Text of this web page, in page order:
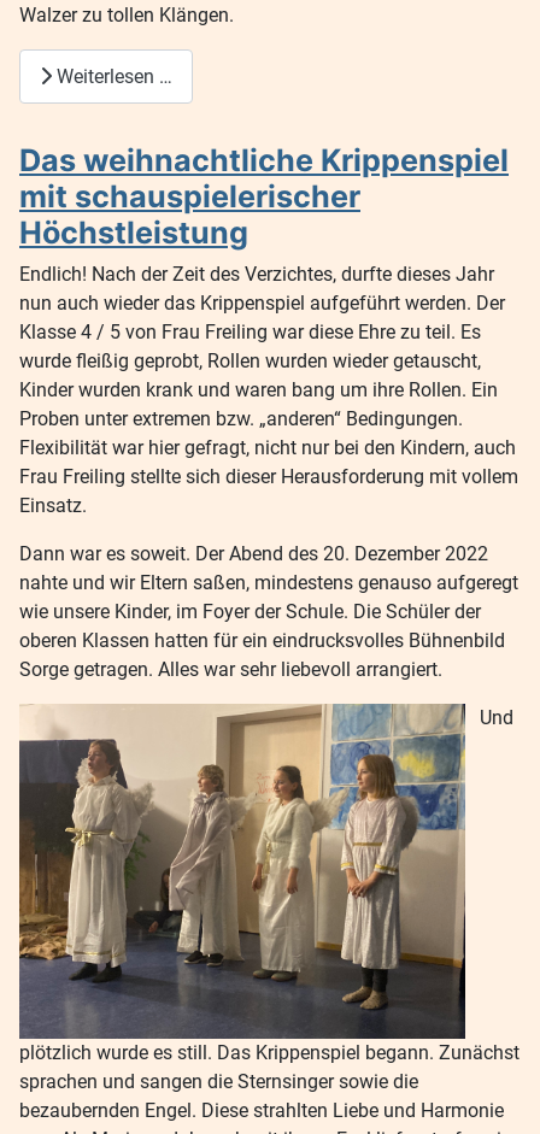
Walzer zu tollen Klängen.
Weiterlesen …
Das weihnachtliche Krippenspiel
mit schauspielerischer
Höchstleistung
Endlich! Nach der Zeit des Verzichtes, durfte dieses Jahr
nun auch wieder das Krippenspiel aufgeführt werden. Der
Klasse 4 / 5 von Frau Freiling war diese Ehre zu teil. Es
wurde fleißig geprobt, Rollen wurden wieder getauscht,
Kinder wurden krank und waren bang um ihre Rollen. Ein
Proben unter extremen bzw. „anderen“ Bedingungen.
Flexibilität war hier gefragt, nicht nur bei den Kindern, auch
Frau Freiling stellte sich dieser Herausforderung mit vollem
Einsatz.
Dann war es soweit. Der Abend des 20. Dezember 2022
nahte und wir Eltern saßen, mindestens genauso aufgeregt
wie unsere Kinder, im Foyer der Schule. Die Schüler der
oberen Klassen hatten für ein eindrucksvolles Bühnenbild
Sorge getragen. Alles war sehr liebevoll arrangiert.
Und
plötzlich wurde es still. Das Krippenspiel begann. Zunächst
sprachen und sangen die Sternsinger sowie die
bezaubernden Engel. Diese strahlten Liebe und Harmonie